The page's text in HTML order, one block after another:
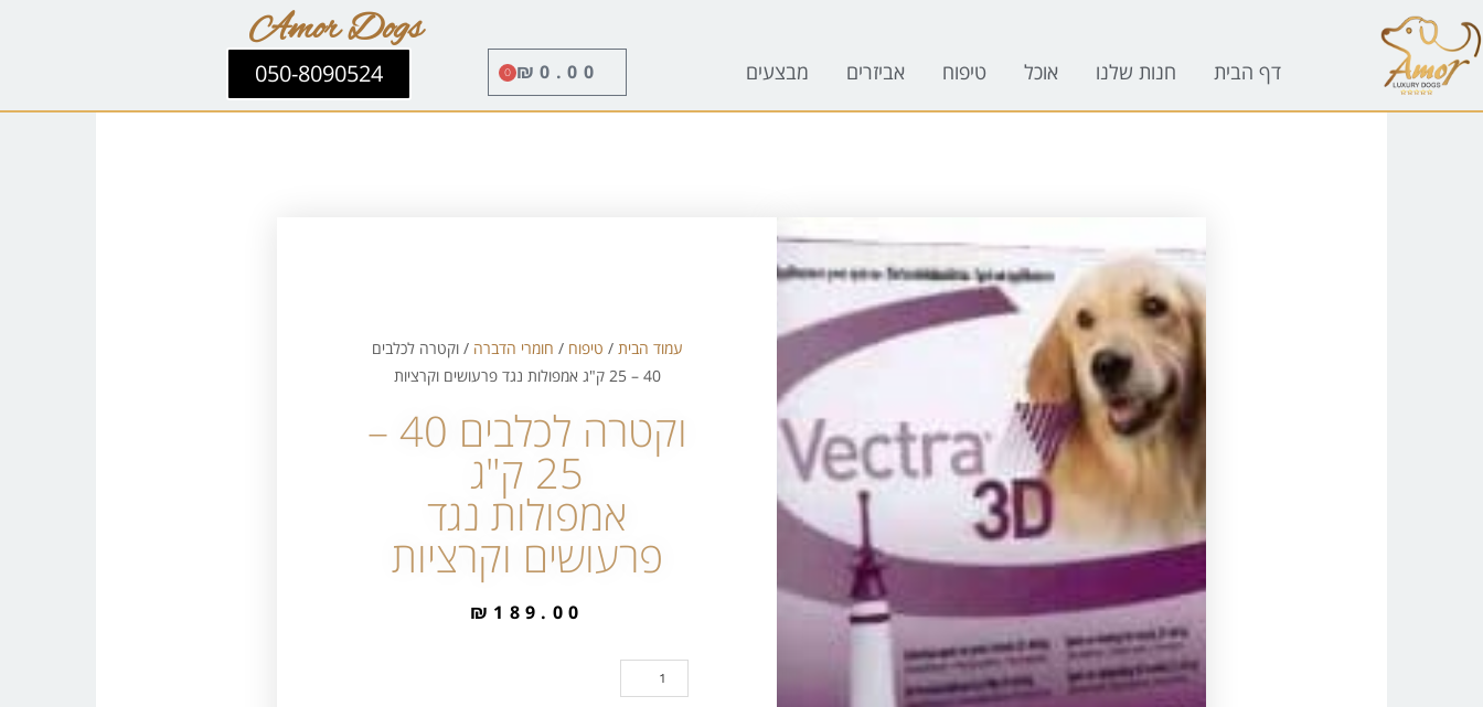
דף הבית חנות שלנו אוכל טיפוח אביזרים מבצעים ₪0.00
0
Amor Dogs
050-8090524
עמוד הבית / טיפוח / חומרי הדברה / וקטרה לכלבים
40 – 25 ק"ג אמפולות נגד פרעושים וקרציות
וקטרה לכלבים 40 –
25 ק"ג
אמפולות נגד
פרעושים וקרציות
₪ 189.00